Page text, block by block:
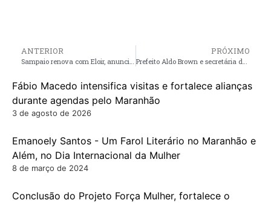
ANTERIOR
Sampaio renova com Eloir, anuncia meia Adauto e chega a 14 jogadores para 2024
PRÓXIMO
Prefeito Aldo Brown e secretária de assistência social Jaqueline Luz anunciam programação do Natal do Bem, para a próxima quarta-feira (20) em Porto Rico do Maranhão
Fábio Macedo intensifica visitas e fortalece alianças
durante agendas pelo Maranhão
3 de agosto de 2026
Emanoely Santos - Um Farol Literário no Maranhão e
Além, no Dia Internacional da Mulher
8 de março de 2024
Conclusão do Projeto Força Mulher, fortalece o